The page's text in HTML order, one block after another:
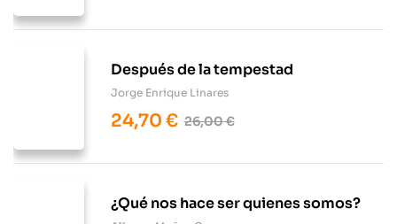
Después de la tempestad
Jorge Enrique Linares
26,00€
24,70 €
¿Qué nos hace ser quienes somos?